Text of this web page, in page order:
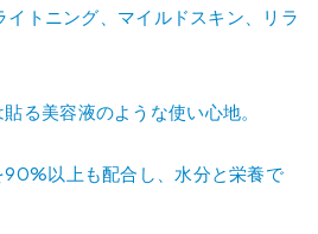
イトニング、マイルドスキン、リラ
る美容液のような使い心地。
以上も配合し、水分と栄養で